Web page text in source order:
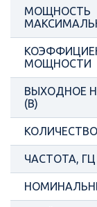
МОЩНОСТЬ
МОЩНОСТИ
ВЫХОДНОЕ
(В)
ЧАСТОТА, ГЦ